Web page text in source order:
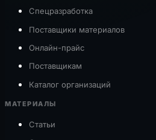
Спецразработка
Поставщики материалов
Онлайн-прайс
Поставщикам
Каталог организаций
МАТЕРИАЛЫ
Статьи